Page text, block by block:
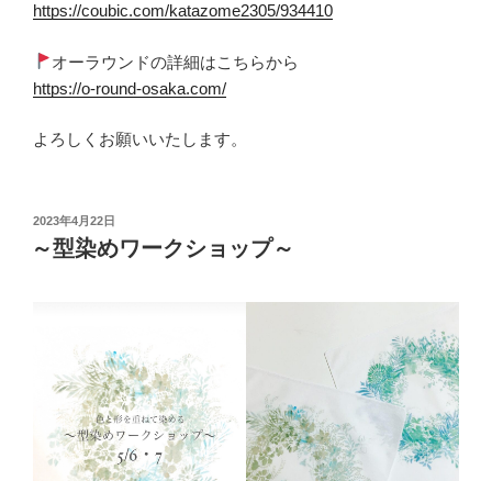
https://coubic.com/katazome2305/934410
オーラウンドの詳細はこちらから
https://o-round-osaka.com/
よろしくお願いいたします。
投
2023年4月22日
～型染めワークショップ～